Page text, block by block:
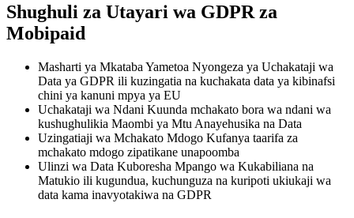
Shughuli za Utayari wa GDPR za
Mobipaid
Masharti ya Mkataba Yametoa Nyongeza ya Uchakataji wa
Data ya GDPR ili kuzingatia na kuchakata data ya kibinafsi
chini ya kanuni mpya ya EU
Uchakataji wa Ndani Kuunda mchakato bora wa ndani wa
kushughulikia Maombi ya Mtu Anayehusika na Data
Uzingatiaji wa Mchakato Mdogo Kufanya taarifa za
mchakato mdogo zipatikane unapoomba
Ulinzi wa Data Kuboresha Mpango wa Kukabiliana na
Matukio ili kugundua, kuchunguza na kuripoti ukiukaji wa
data kama inavyotakiwa na GDPR